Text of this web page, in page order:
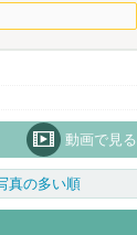
動画で見る
真の多い順